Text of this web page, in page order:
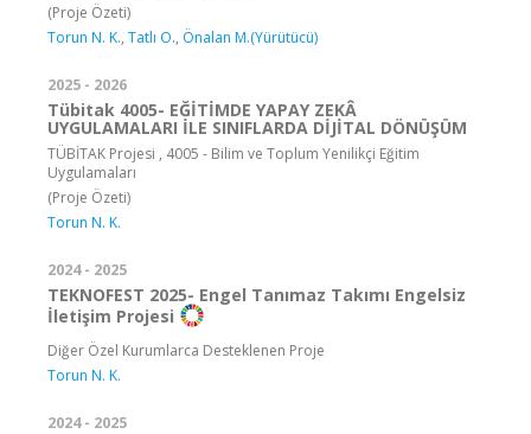
(Proje Özeti)
Torun N. K., Tatlı O., Önalan M.(Yürütücü)
2025 - 2026
Tübitak 4005- EĞİTİMDE YAPAY ZEKÂ
UYGULAMALARI İLE SINIFLARDA DİJİTAL DÖNÜŞÜM
TÜBİTAK Projesi , 4005 - Bilim ve Toplum Yenilikçi Eğitim
Uygulamaları
(Proje Özeti)
Torun N. K.
2024 - 2025
TEKNOFEST 2025- Engel Tanımaz Takımı Engelsiz
İletişim Projesi
Diğer Özel Kurumlarca Desteklenen Proje
Torun N. K.
2024 - 2025